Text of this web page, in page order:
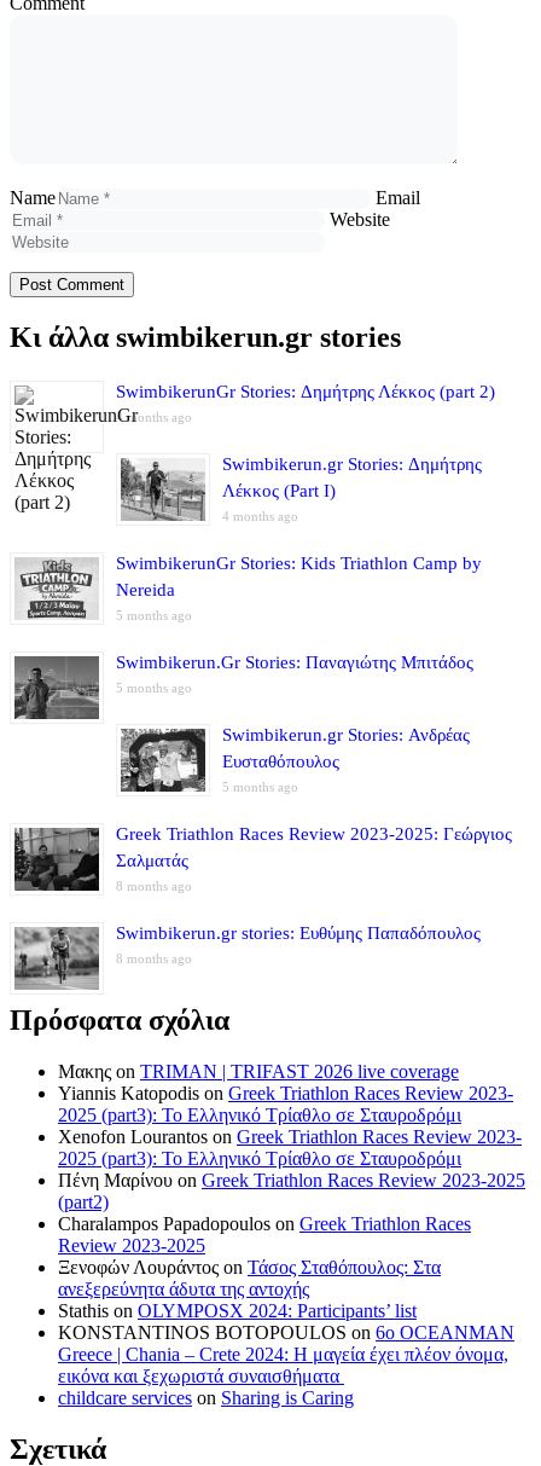
Name
Email
Website
Κι άλλα swimbikerun.gr stories
SwimbikerunGr Stories: Δημήτρης Λέκκος (part 2)
4 months ago
Swimbikerun.gr Stories: Δημήτρης
Λέκκος (Part I)
4 months ago
SwimbikerunGr Stories: Kids Triathlon Camp by
Nereida
5 months ago
Swimbikerun.Gr Stories: Παναγιώτης Μπιτάδος
5 months ago
Swimbikerun.gr Stories: Ανδρέας
Ευσταθόπουλος
5 months ago
Greek Triathlon Races Review 2023-2025: Γεώργιος
Σαλματάς
8 months ago
Swimbikerun.gr stories: Ευθύμης Παπαδόπουλος
8 months ago
Πρόσφατα σχόλια
Μακης on TRIMAN | TRIFAST 2026 live coverage
Yiannis Katopodis on Greek Triathlon Races Review 2023-
2025 (part3): Το Ελληνικό Τρίαθλο σε Σταυροδρόμι
Xenofon Lourantos on Greek Triathlon Races Review 2023-
2025 (part3): Το Ελληνικό Τρίαθλο σε Σταυροδρόμι
Πένη Μαρίνου on Greek Triathlon Races Review 2023-2025
(part2)
Charalampos Papadopoulos on Greek Triathlon Races
Review 2023-2025
Ξενοφών Λουράντος on Τάσος Σταθόπουλος: Στα
ανεξερεύνητα άδυτα της αντοχής
Stathis on OLYMPOSX 2024: Participants’ list
KONSTANTINOS BOTOPOULOS on 6ο OCEANMAN
Greece | Chania – Crete 2024: Η μαγεία έχει πλέον όνομα,
εικόνα και ξεχωριστά συναισθήματα
childcare services on Sharing is Caring
Σχετικά